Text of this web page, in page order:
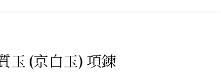
玉 (京白玉) 項鍊